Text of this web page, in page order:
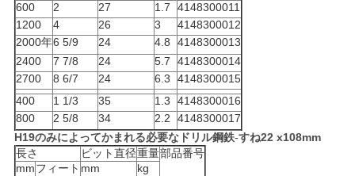
600
2 27 1.7
4148300011
1200
4 26 3
4148300012
2000年6 5/9 24 4.8
4148300013
2400
7 7/8 24 5.7
4148300014
2700
8 6/7 24 6.3
4148300015
400
1 1/3 35 1.3
4148300016
800
2 5/8 34 2.2
4148300017
H19のみによってかまれる必要なドリル鋼鉄-すね22 x108mm
長さ
ビット直径重量部品番号
mmフィート mm
kg